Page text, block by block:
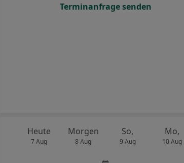
Terminanfrage senden
Heute
7 Aug
Morgen
8 Aug
So,
9 Aug
Mo,
10 Aug